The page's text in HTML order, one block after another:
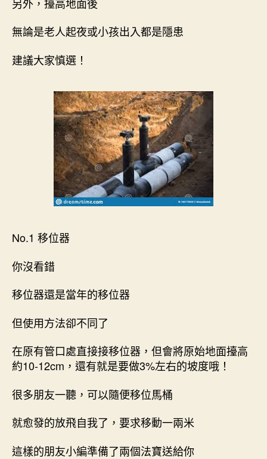
無論是老人起夜或小孩出入都是隱患
建議大家慎選！
No.1 移位器
你沒看錯
移位器還是當年的移位器
但使用方法卻不同了
在原有管口處直接接移位器，但會將原始地面擡高
約10-12cm，還有就是要做3%左右的坡度哦！
很多朋友一聽，可以隨便移位馬桶
就愈發的放飛自我了，要求移動一兩米
這樣的朋友小編準備了兩個法寶送給你